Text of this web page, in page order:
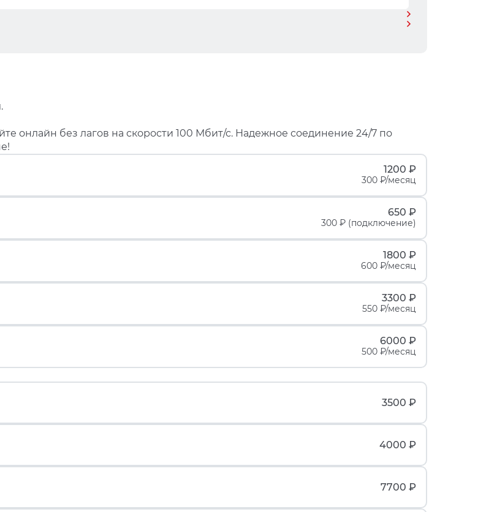
онлайн без лагов на скорости 100 Мбит/с. Надежное соединение 24/7 по
1200 ₽
300 ₽/месяц
650 ₽
300 ₽ (подключение)
1800 ₽
600 ₽/месяц
3300 ₽
550 ₽/месяц
6000 ₽
500 ₽/месяц
3500 ₽
4000 ₽
7700 ₽